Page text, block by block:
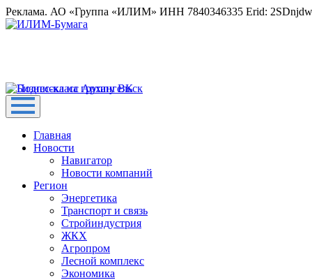
Реклама. АО «Группа «ИЛИМ» ИНН 7840346335 Erid:
Главная
Новости
Навигатор
Новости компаний
Регион
Энергетика
Транспорт и связь
Стройиндустрия
ЖКХ
Агропром
Лесной комплекс
Экономика